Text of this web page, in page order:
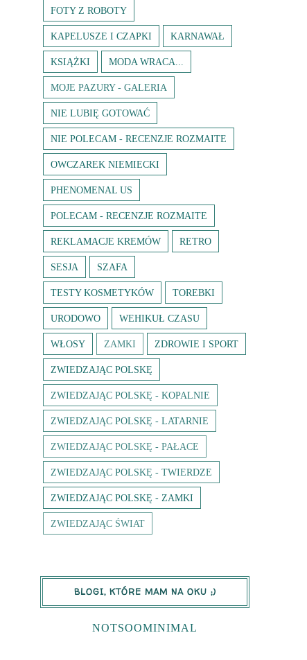
FOTY Z ROBOTY
KAPELUSZE I CZAPKI KARNAWAŁ
KSIĄŻKI MODA WRACA...
MOJE PAZURY - GALERIA
NIE LUBIĘ GOTOWAĆ
NIE POLECAM - RECENZJE ROZMAITE
OWCZAREK NIEMIECKI
PHENOMENAL US
POLECAM - RECENZJE ROZMAITE
REKLAMACJE KREMÓW RETRO
SESJA SZAFA
TESTY KOSMETYKÓW TOREBKI
URODOWO WEHIKUŁ CZASU
WŁOSY ZAMKI ZDROWIE I SPORT
ZWIEDZAJĄC POLSKĘ
ZWIEDZAJĄC POLSKĘ - KOPALNIE
ZWIEDZAJĄC POLSKĘ - LATARNIE
ZWIEDZAJĄC POLSKĘ - PAŁACE
ZWIEDZAJĄC POLSKĘ - TWIERDZE
ZWIEDZAJĄC POLSKĘ - ZAMKI
ZWIEDZAJĄC ŚWIAT
BLOGI, KTÓRE MAM NA OKU ;)
NOTSOOMINIMAL